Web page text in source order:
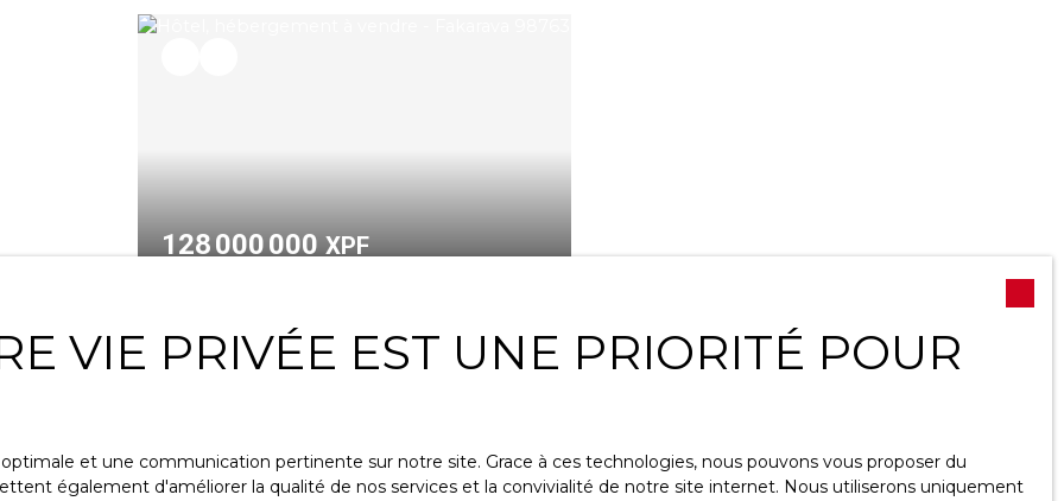
128 000 000XPF
ECOLODGE FAKARAVA
Fakarava 98763
Opportunité exceptionnelle : Pension de
famille + foncier Après plusieurs années
VIE PRIVÉE EST UNE PRIORITÉ POUR
et une communication pertinente sur notre site. Grace à ces technologies, nous pouvons vous proposer du
également d'améliorer la qualité de nos services et la convivialité de notre site internet. Nous utiliserons uniquement